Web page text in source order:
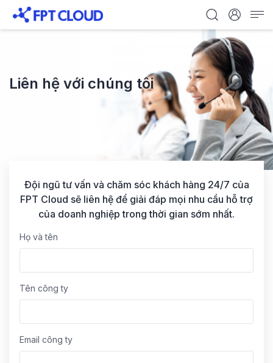
Liên hệ với chúng tôi
Đội ngũ tư vấn và chăm sóc khách hàng 24/7 của
FPT Cloud sẽ liên hệ để giải đáp mọi nhu cầu hỗ trợ
của doanh nghiệp trong thời gian sớm nhất.
Họ và tên
Tên công ty
Email công ty